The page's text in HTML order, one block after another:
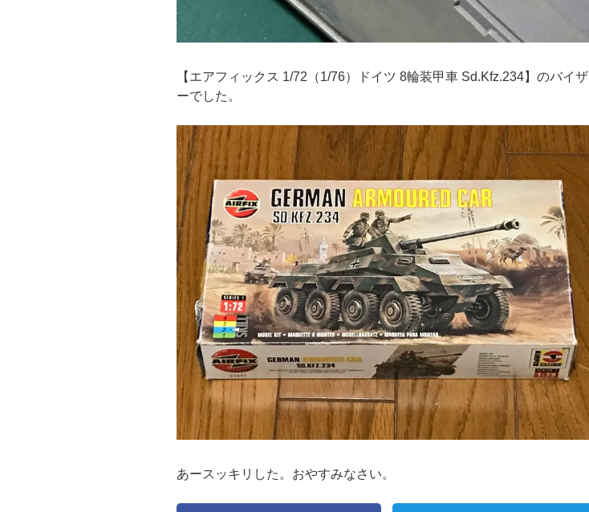
【エアフィックス 1/72（1/76）ドイツ 8輪装甲車 Sd.Kfz.234】のバイザ
ーでした。
あースッキリした。おやすみなさい。